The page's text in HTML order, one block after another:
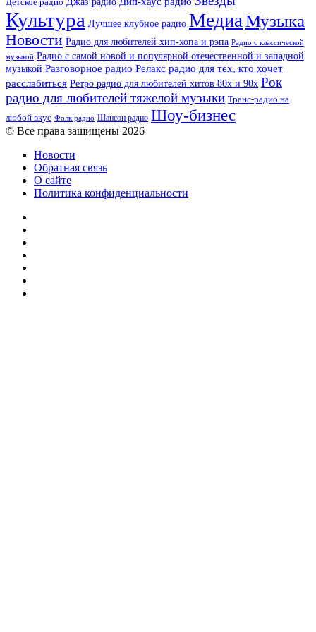
Детское радио
Культура Лучшее клубное радио МедиаМузыка
Новости Радио для любителей хип-хопа и рэпа Радио с классической
музыкой Радио с самой новой и популярной отечественной и западной
музыкой Разговорное радио Релакс радио для тех, кто хочет
расслабиться Ретро радио для любителей хитов 80х и 90х Рок
радио для любителей тяжелой музыки Транс-радио на
любой вкус Фолк радио Шансон радио Шоу-бизнес
© Все права защищены 2026
Новости
Обратная связь
О сайте
Политика конфиденциальности